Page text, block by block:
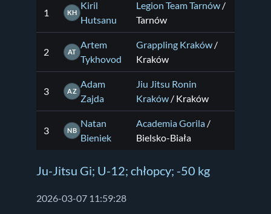
1 KH
Kiril
Hutsanu
Legion Team Tarnów /
Tarnów
2 AT
Artem
Tykhovod
Grappling Kraków /
Kraków
3 AZ
Adam
Zajda
Jiu Jitsu Ronin
Kraków / Kraków
3 NB
Natan
Bieniek
Academia Gorila /
Bielsko-Biała
Ju-Jitsu Gi; U-12; chłopcy; -50 kg
2026-03-07 11:59:28